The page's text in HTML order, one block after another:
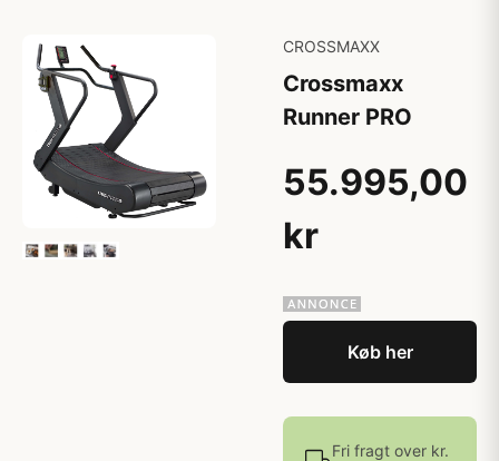
CROSSMAXX
Crossmaxx
Runner PRO
55.995,00
kr
Køb her
Fri fragt over kr.